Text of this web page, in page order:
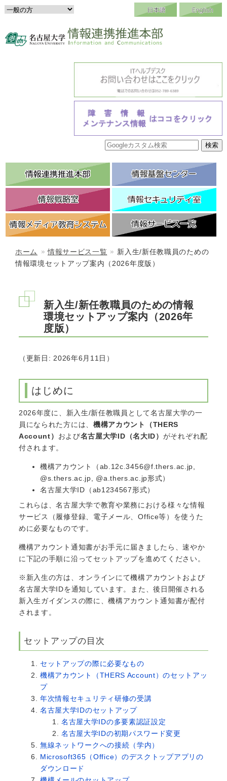
ホーム 情報サービス一覧
新入生/新任教職員のための
情報環境セットアップ案内（2026年度版）
新入生/新任教職員のための情報
環境セットアップ案内（2026年
度版）
（更新日: 2026年6月11日）
はじめに
2026年度に、新入生/新任教職員として名古屋大学の一
員になられた方には、 機構アカウント（THERS
Account） および名古屋大学ID（名大ID） がそれぞれ配
付されます。
機構アカウント（ab.12c.3456@f.thers.ac.jp,
@s.thers.ac.jp, @a.thers.ac.jp形式）
名古屋大学ID（ab1234567形式）
これらは、名古屋大学で教育や業務における様々な情報
サービス（履修登録、電子メール、Office等）を使うた
めに必要なものです。
機構アカウント通知書がお手元に届きましたら、速やか
に下記の手順に沿ってセットアップを進めてください。
※新入生の方は、オンラインにて機構アカウントおよび
名古屋大学IDを通知しています。また、後日開催される
新入生ガイダンスの際に、機構アカウント通知書が配付
されます。
セットアップの目次
セットアップの際に必要なもの
機構アカウント（THERS Account）のセットアッ
プ
年次情報セキュリティ研修の受講
名古屋大学IDのセットアップ
名古屋大学IDの多要素認証設定
名古屋大学IDの初期パスワード変更
無線ネットワークへの接続（学内）
Microsoft365（Office）のデスクトップアプリの
ダウンロード